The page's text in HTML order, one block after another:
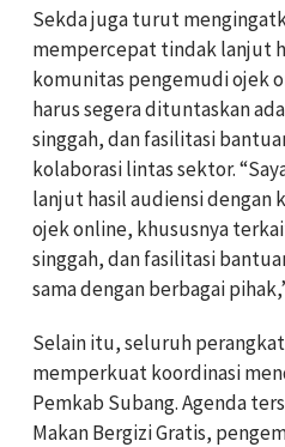
Sekda juga turut
mempercepat tindak lanjut
komunitas pengemudi ojek
harus segera dituntaskan
singgah, dan fasilitasi
kolaborasi lintas sektor.
lanjut hasil audiensi dengan
ojek online, khususnya
singgah, dan fasilitasi
sama dengan berbagai
Selain itu, seluruh
memperkuat koordinasi
Pemkab Subang. Agenda
Makan Bergizi Gratis,